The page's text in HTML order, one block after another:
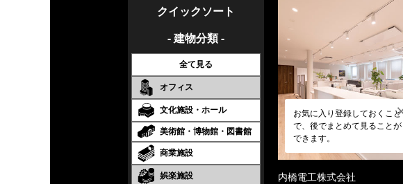
クイックソート
- 建物分類 -
全て見る
オフィス
文化施設・ホール
美術館・博物館・図書館
商業施設
娯楽施設
お気に入り登録しておくこと
で、後でまとめて見ることが
できます。
内橋電工株式会社